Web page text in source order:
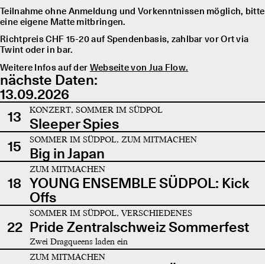
Teilnahme ohne Anmeldung und Vorkenntnissen möglich, bitte
eine eigene Matte mitbringen.
Richtpreis CHF 15-20 auf Spendenbasis, zahlbar vor Ort via
Twint oder in bar.
Weitere Infos auf der Webseite von Jua Flow.
nächste Daten:
13.09.2026
13
KONZERT, SOMMER IM SÜDPOL
Sleeper Spies
15
SOMMER IM SÜDPOL, ZUM MITMACHEN
Big in Japan
18
ZUM MITMACHEN
YOUNG ENSEMBLE SÜDPOL: Kick
Offs
22
SOMMER IM SÜDPOL, VERSCHIEDENES
Pride Zentralschweiz Sommerfest
Zwei Dragqueens laden ein
ZUM MITMACHEN